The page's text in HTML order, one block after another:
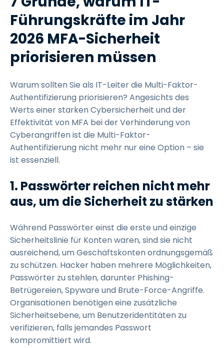
Führungskräfte im Jahr
2026 MFA-Sicherheit
priorisieren müssen
Warum sollten Sie als IT-Leiter die Multi-Faktor-
Authentifizierung priorisieren? Angesichts des
Werts einer starken Cybersicherheit und der
Effektivität von MFA bei der Verhinderung von
Cyberangriffen ist die Multi-Faktor-
Authentifizierung nicht mehr nur eine Option – sie
ist essenziell.
1. Passwörter reichen nicht mehr
aus, um die Sicherheit zu stärken
Während Passwörter einst die erste und einzige
Sicherheitslinie für Konten waren, sind sie nicht
ausreichend, um Geschäftskonten ordnungsgemäß
zu schützen. Hacker haben mehrere Möglichkeiten,
Passwörter zu stehlen, darunter Phishing-
Betrügereien, Spyware und Brute-Force-Angriffe.
Organisationen benötigen eine zusätzliche
Sicherheitsebene, um Benutzeridentitäten zu
verifizieren, falls jemandes Passwort
kompromittiert wird.